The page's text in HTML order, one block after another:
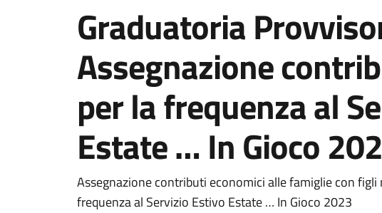
Graduatoria
Assegnazione
per la frequenza al
Estate … In Gioco
Dettagli del documento
Assegnazione contributi economici alle famiglie con
frequenza al Servizio Estivo Estate … In Gioco 2023